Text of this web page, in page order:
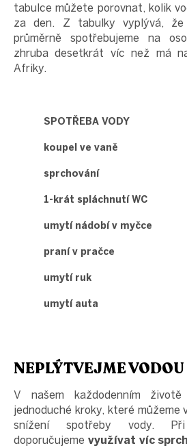
tabulce můžete porovnat, kolik
za den. Z tabulky vyplývá,
průměrně spotřebujeme na
zhruba desetkrát víc než má
Afriky.
SPOTŘEBA VODY
koupel ve vaně
sprchování
1-krát spláchnutí WC
umytí nádobí v myčce
praní v pračce
umytí ruk
umytí auta
NEPLÝTVEJME VODOU
V našem každodenním životě
jednoduché kroky, které můžeme
snížení spotřeby vody.
doporučujeme využívat víc